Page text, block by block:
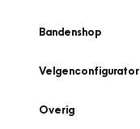
Bandenshop
Velgenconfigurator
Overig